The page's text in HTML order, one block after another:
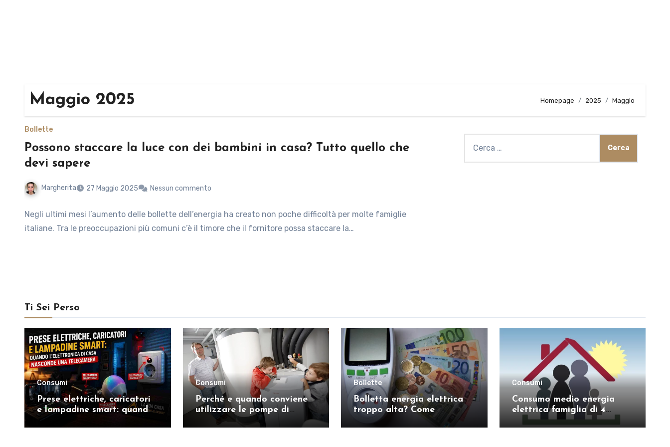
Maggio 2025 Homepage 2025 Maggio
Bollette
Possono staccare la luce con dei bambini in casa? Tutto quello che
devi sapere
Margherita 27 Maggio 2025 Nessun commento
Negli ultimi mesi l’aumento delle bollette dell’energia ha creato non poche difficoltà per molte famiglie
italiane. Tra le preoccupazioni più comuni c’è il timore che il fornitore possa staccare la…
per:
Ti Sei Perso
Consumi
Prese elettriche, caricatori
e lampadine smart: quando
l’elettronica di casa
nasconde una telecamera
Consumi
Perché e quando conviene
utilizzare le pompe di
Bollette
Bolletta energia elettrica
troppo alta? Come
reclamare
Consumi
Consumo medio energia
elettrica famiglia di 4
persone